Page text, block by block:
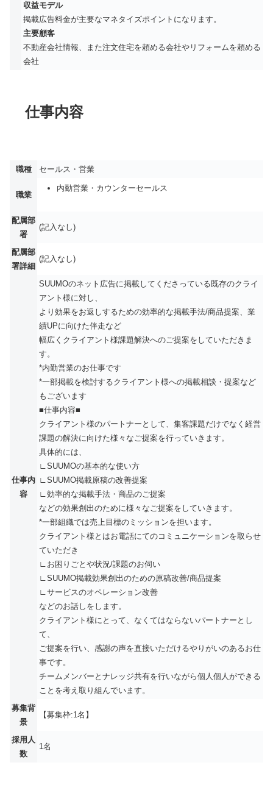
収益モデル
掲載広告料金が主要なマネタイズポイントになります。
主要顧客
不動産会社情報、また注文住宅を頼める会社やリフォームを頼める
会社
仕事内容
職種 セールス・営業
職業
内勤営業・カウンターセールス
配属部
署
(記入なし)
配属部
署詳細
(記入なし)
仕事内
容
SUUMOのネット広告に掲載してくださっている既存のクライ
アント様に対し、
より効果をお返しするための効率的な掲載手法/商品提案、業
績UPに向けた伴走など
幅広くクライアント様課題解決へのご提案をしていただきま
す。
*内勤営業のお仕事です
*一部掲載を検討するクライアント様への掲載相談・提案など
もございます
■仕事内容■
クライアント様のパートナーとして、集客課題だけでなく経営
課題の解決に向けた様々なご提案を行っていきます。
具体的には、
∟SUUMOの基本的な使い方
∟SUUMO掲載原稿の改善提案
∟効率的な掲載手法・商品のご提案
などの効果創出のために様々なご提案をしていきます。
*一部組織では売上目標のミッションを担います。
クライアント様とはお電話にてのコミュニケーションを取らせ
ていただき
∟お困りごとや状況/課題のお伺い
∟SUUMO掲載効果創出のための原稿改善/商品提案
∟サービスのオペレーション改善
などのお話しをします。
クライアント様にとって、なくてはならないパートナーとし
て、
ご提案を行い、感謝の声を直接いただけるやりがいのあるお仕
事です。
チームメンバーとナレッジ共有を行いながら個人個人ができる
ことを考え取り組んでいます。
募集背
景
【募集枠:1名】
採用人
数
1名